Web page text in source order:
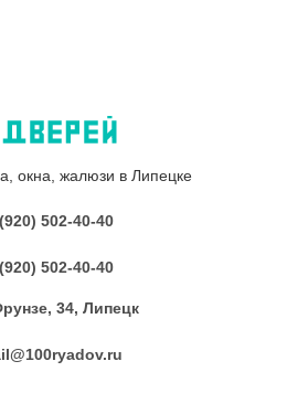
окна, жалюзи в Липецке
502-40-40
502-40-40
34, Липецк